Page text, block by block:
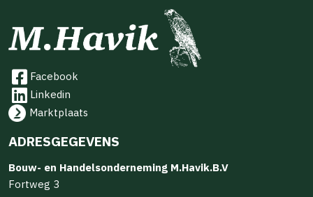
Facebook
Linkedin
Marktplaats
ADRESGEGEVENS
Bouw- en Handelsonderneming M.Havik.B.V
Fortweg 3